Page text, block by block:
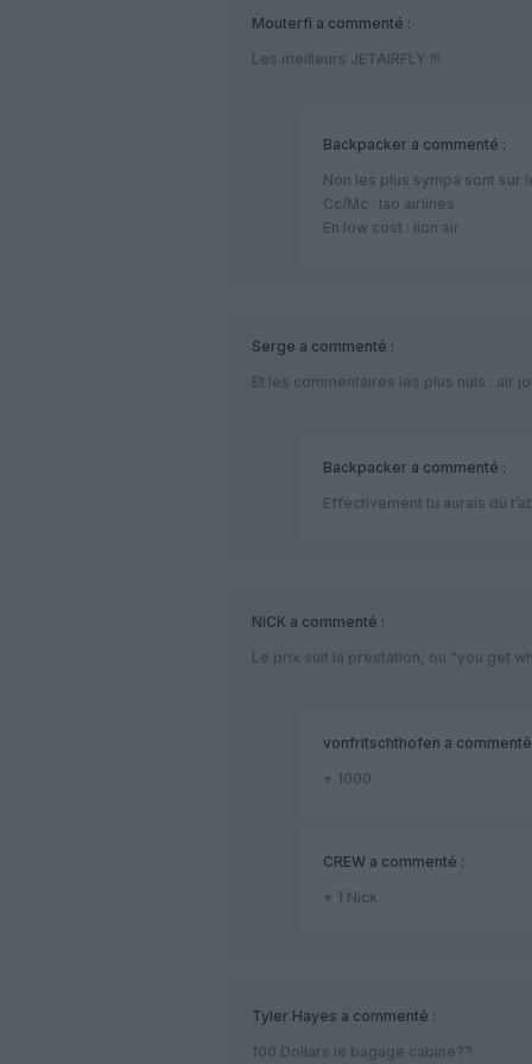
Mouterfi a commenté :
Les meilleurs JETAIRFLY !!!
Backpacker a commenté :
Non les plus sympa sont sur
Cc/Mc : lao airlines
En low cost : lion air
Serge a commenté :
Et les commentaires les plus nuls : air
Backpacker a commenté :
Effectivement tu aurais dû
NICK a commenté :
Le prix suit la prestation, ou “you get
vonfritschthofen a
+ 1000
CREW a commenté :
+ 1 Nick
Tyler Hayes a commenté :
100 Dollars le bagage cabine??